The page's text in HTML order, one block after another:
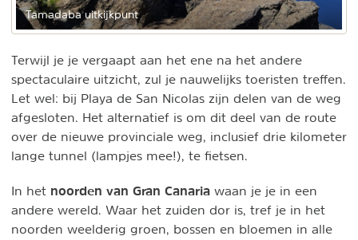
Tamadaba uitkijkpunt
Terwijl je je vergaapt aan het ene na het andere
spectaculaire uitzicht, zul je nauwelijks toeristen treffen.
Let wel: bij Playa de San Nicolas zijn delen van de weg
afgesloten. Het alternatief is om dit deel van de route
over de nieuwe provinciale weg, inclusief drie kilometer
lange tunnel (lampjes mee!), te fietsen.
In het noorden van Gran Canaria waan je je in een
andere wereld. Waar het zuiden dor is, tref je in het
noorden weelderig groen, bossen en bloemen in alle